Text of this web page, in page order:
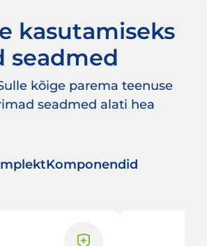
kasutamiseks
seadmed
kõige parema teenuse
seadmed alati hea
Komponendid